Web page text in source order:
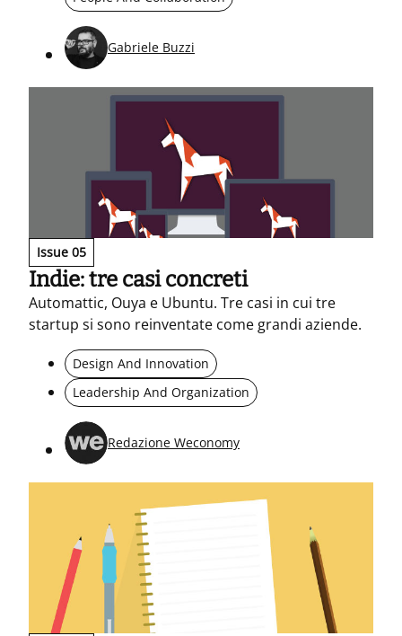
Gabriele Buzzi
Issue 05
Indie: tre casi concreti
Automattic, Ouya e Ubuntu. Tre casi in cui tre
startup si sono reinventate come grandi aziende.
Design And Innovation
Leadership And Organization
Redazione Weconomy